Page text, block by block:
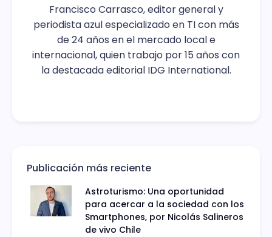
Francisco Carrasco, editor general y
periodista azul especializado en TI con más
de 24 años en el mercado local e
internacional, quien trabajo por 15 años con
la destacada editorial IDG International.
Publicación más reciente
Astroturismo: Una oportunidad
para acercar a la sociedad con los
Smartphones, por Nicolás Salineros
de vivo Chile